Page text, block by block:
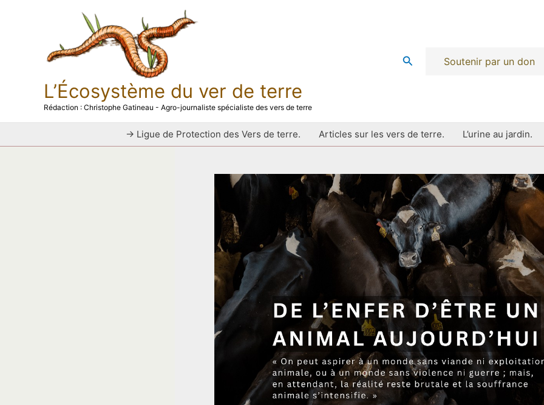
L’Écosystème du ver de terre
Rédaction : Christophe Gatineau - Agro-journaliste spécialiste des vers de terre
RechercherSoutenir par un don
→ Ligue de Protection des Vers de terre. Articles sur les vers de terre. L’urine au jardin.